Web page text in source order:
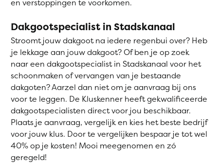
en verstoppingen te voorkomen.
Dakgootspecialist in Stadskanaal
Stroomt jouw dakgoot na iedere regenbui over? Heb
je lekkage aan jouw dakgoot? Of ben je op zoek
naar een dakgootspecialist in Stadskanaal voor het
schoonmaken of vervangen van je bestaande
dakgoten? Aarzel dan niet om je aanvraag bij ons
voor te leggen. De Kluskenner heeft gekwalificeerde
dakgootspecialisten direct voor jou beschikbaar.
Plaats je aanvraag, vergelijk en kies het beste bedrijf
voor jouw klus. Door te vergelijken bespaar je tot wel
40% op je kosten! Mooi meegenomen en zó
geregeld!